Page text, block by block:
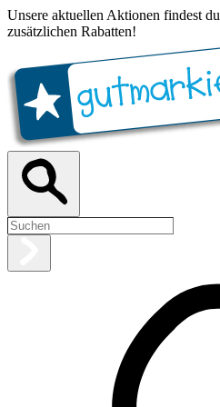
Unsere aktuellen Aktionen findest du
zusätzlichen Rabatten!